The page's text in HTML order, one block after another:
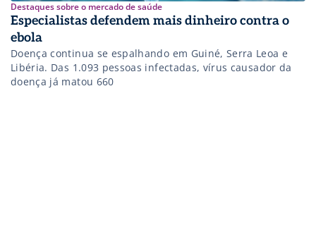
Destaques sobre o mercado de saúde
Especialistas defendem mais dinheiro contra o
ebola
Doença continua se espalhando em Guiné, Serra Leoa e
Libéria. Das 1.093 pessoas infectadas, vírus causador da
doença já matou 660